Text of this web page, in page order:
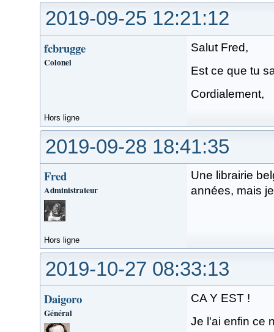
2019-09-25 12:21:12
fcbrugge
Colonel
Salut Fred,
Est ce que tu
Cordialement,
Hors ligne
2019-09-28 18:41:35
Fred
Administrateur
Une librairie
années, mais
Hors ligne
2019-10-27 08:33:13
Daigoro
Général
CA Y EST !
Je l'ai enfin ce